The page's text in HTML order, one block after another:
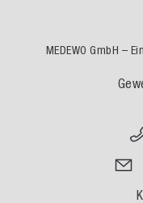
MEDEWO GmbH –